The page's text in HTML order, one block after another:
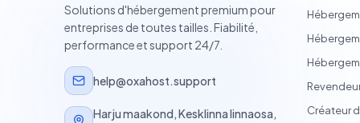
Solutions d'hébergement premium pour
entreprises de toutes tailles. Fiabilité,
performance et support 24/7.
help@oxahost.support
Harju maakond, Kesklinna linnaosa,
Créateur